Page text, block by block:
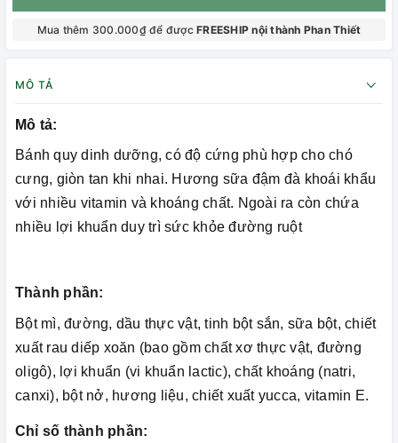
Mua thêm 300.000₫ để đượcFREESHIP nội thành Phan Thiết
MÔ TẢ
Mô tả:
Bánh quy dinh dưỡng, có độ cứng phù hợp cho chó
cưng, giòn tan khi nhai. Hương sữa đậm đà khoái khẩu
với nhiều vitamin và khoáng chất. Ngoài ra còn chứa
nhiều lợi khuẩn duy trì sức khỏe đường ruột
Thành phần:
Bột mì, đường, dầu thực vật, tinh bột sắn, sữa bột, chiết
xuất rau diếp xoăn (bao gồm chất xơ thực vật, đường
oligô), lợi khuẩn (vi khuẩn lactic), chất khoáng (natri,
canxi), bột nở, hương liệu, chiết xuất yucca, vitamin E.
Chỉ số thành phần: